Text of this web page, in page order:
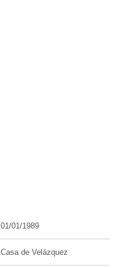
01/01/1989
Casa de Velázquez